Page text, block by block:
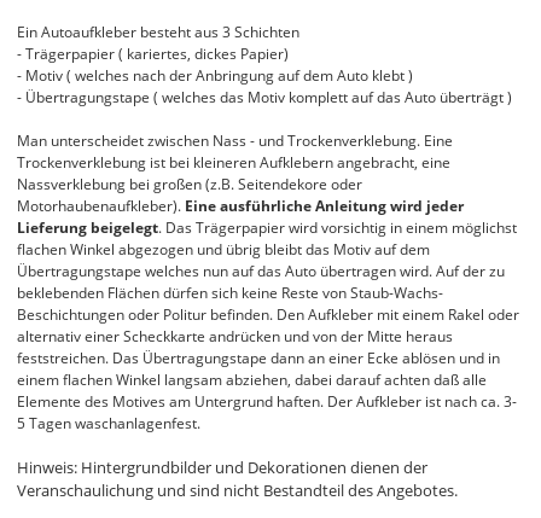
Ein Autoaufkleber besteht aus 3 Schichten
- Trägerpapier ( kariertes, dickes Papier)
- Motiv ( welches nach der Anbringung auf dem Auto klebt )
- Übertragungstape ( welches das Motiv komplett auf das Auto überträgt )
Man unterscheidet zwischen Nass - und Trockenverklebung. Eine
Trockenverklebung ist bei kleineren Aufklebern angebracht, eine
Nassverklebung bei großen (z.B. Seitendekore oder
Motorhaubenaufkleber). Eine ausführliche Anleitung wird jeder
Lieferung beigelegt. Das Trägerpapier wird vorsichtig in einem möglichst
flachen Winkel abgezogen und übrig bleibt das Motiv auf dem
Übertragungstape welches nun auf das Auto übertragen wird. Auf der zu
beklebenden Flächen dürfen sich keine Reste von Staub-Wachs-
Beschichtungen oder Politur befinden. Den Aufkleber mit einem Rakel oder
alternativ einer Scheckkarte andrücken und von der Mitte heraus
feststreichen. Das Übertragungstape dann an einer Ecke ablösen und in
einem flachen Winkel langsam abziehen, dabei darauf achten daß alle
Elemente des Motives am Untergrund haften. Der Aufkleber ist nach ca. 3-
5 Tagen waschanlagenfest.
Hinweis: Hintergrundbilder und Dekorationen dienen der
Veranschaulichung und sind nicht Bestandteil des Angebotes.